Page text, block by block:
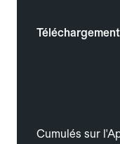
Cumulés sur